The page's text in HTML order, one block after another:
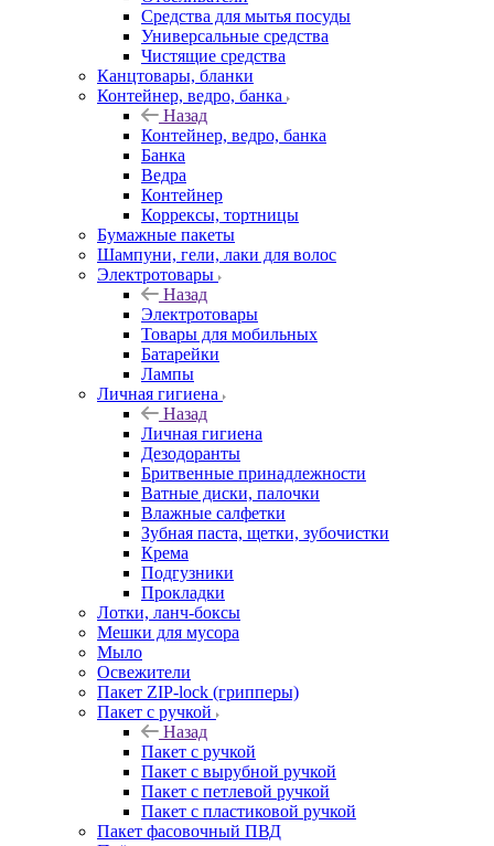
Средства для мытья посуды
Универсальные средства
Чистящие средства
Канцтовары, бланки
Контейнер, ведро, банка
Назад
Контейнер, ведро, банка
Банка
Ведра
Контейнер
Коррексы, тортницы
Бумажные пакеты
Шампуни, гели, лаки для волос
Электротовары
Назад
Электротовары
Товары для мобильных
Батарейки
Лампы
Личная гигиена
Назад
Личная гигиена
Дезодоранты
Бритвенные принадлежности
Ватные диски, палочки
Влажные салфетки
Зубная паста, щетки, зубочистки
Крема
Подгузники
Прокладки
Лотки, ланч-боксы
Мешки для мусора
Мыло
Освежители
Пакет ZIP-lock (грипперы)
Пакет с ручкой
Назад
Пакет с ручкой
Пакет с вырубной ручкой
Пакет с петлевой ручкой
Пакет с пластиковой ручкой
Пакет фасовочный ПВД